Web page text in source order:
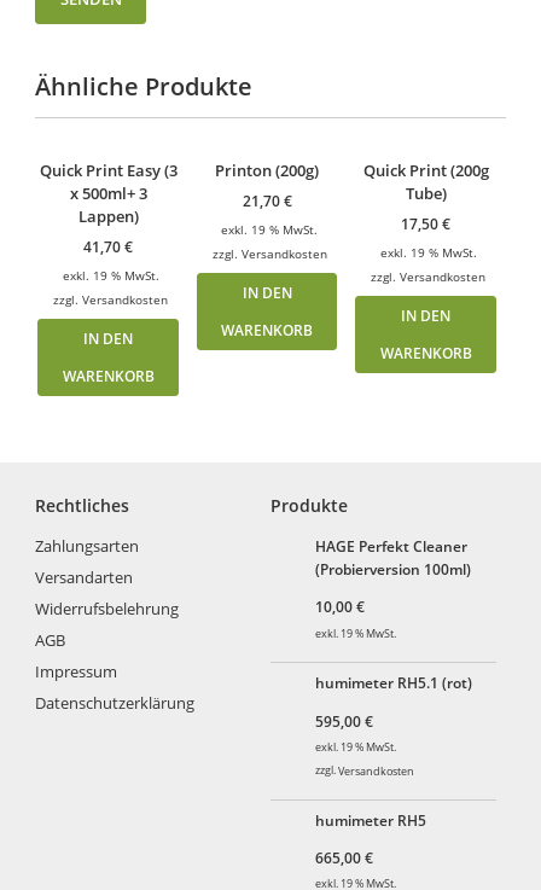
Ähnliche Produkte
Quick Print Easy (3
x 500ml+ 3
Lappen)
41,70€
exkl. 19 % MwSt.
zzgl.Versandkosten
IN DEN
WARENKORB
Printon (200g)
21,70€
exkl. 19 % MwSt.
zzgl. Versandkosten
IN DEN
WARENKORB
Quick Print (200g
Tube)
17,50€
exkl. 19 % MwSt.
zzgl.Versandkosten
IN DEN
WARENKORB
Rechtliches
Zahlungsarten
Versandarten
Widerrufsbelehrung
AGB
Impressum
Datenschutzerklärung
Produkte
HAGE Perfekt Cleaner
(Probierversion 100ml)
10,00€
exkl. 19 % MwSt.
humimeter RH5.1 (rot)
595,00€
exkl. 19 % MwSt.
zzgl.Versandkosten
humimeter RH5
665,00€
exkl. 19 % MwSt.